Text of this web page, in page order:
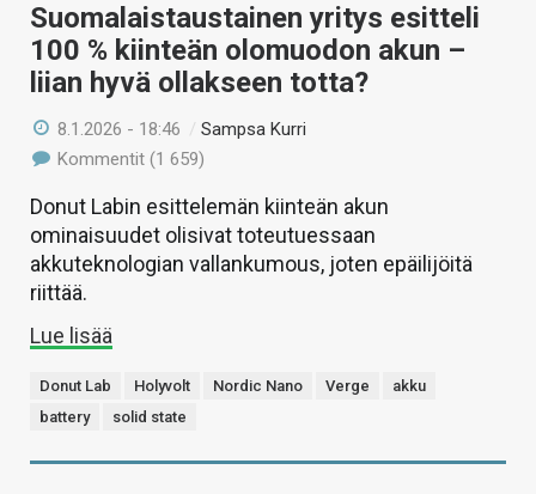
Suomalaistaustainen yritys esitteli
100 % kiinteän olomuodon akun –
liian hyvä ollakseen totta?
8.1.2026 - 18:46 /Sampsa Kurri
Kommentit (1 659)
Donut Labin esittelemän kiinteän akun
ominaisuudet olisivat toteutuessaan
akkuteknologian vallankumous, joten epäilijöitä
riittää.
Lue lisää
Donut Lab Holyvolt Nordic Nano Verge
akku
battery
solid state